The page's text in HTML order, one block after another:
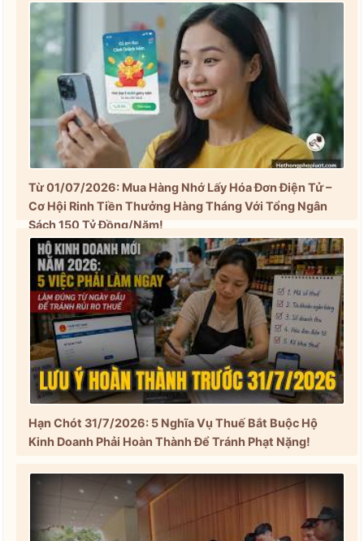
Từ 01/07/2026: Mua Hàng Nhớ Lấy Hóa Đơn Điện Tử –
Cơ Hội Rinh Tiền Thưởng Hàng Tháng Với Tổng Ngân
Sách 150 Tỷ Đồng/Năm!
Hạn Chót 31/7/2026: 5 Nghĩa Vụ Thuế Bắt Buộc Hộ
Kinh Doanh Phải Hoàn Thành Để Tránh Phạt Nặng!